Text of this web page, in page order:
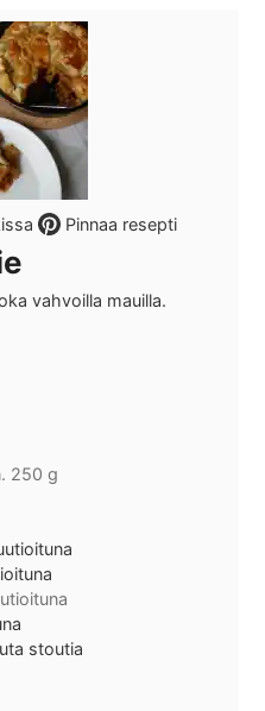
Pinnaa resepti
vahvoilla mauilla.
250 g
stoutia